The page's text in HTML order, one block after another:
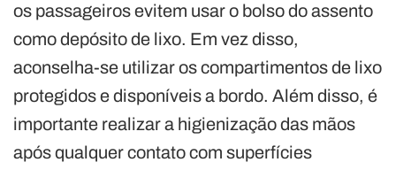
os passageiros evitem usar o bolso do assento
como depósito de lixo. Em vez disso,
aconselha-se utilizar os compartimentos de lixo
protegidos e disponíveis a bordo. Além disso, é
importante realizar a higienização das mãos
após qualquer contato com superfícies